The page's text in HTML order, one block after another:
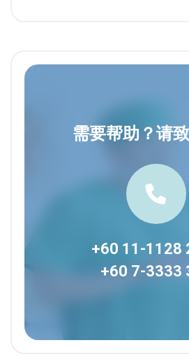
需要帮助？请
+60 11-1128
+60 7-3333